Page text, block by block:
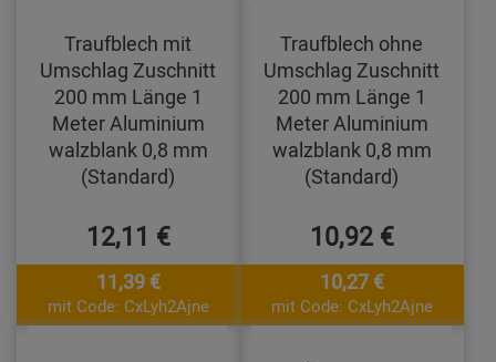
Traufblech mit
Umschlag Zuschnitt
200 mm Länge 1
Meter Aluminium
walzblank 0,8 mm
(Standard)
12,11 €
11,39 €
mit Code: CxLyh2Ajne
Traufblech ohne
Umschlag Zuschnitt
200 mm Länge 1
Meter Aluminium
walzblank 0,8 mm
(Standard)
10,92 €
10,27 €
mit Code: CxLyh2Ajne